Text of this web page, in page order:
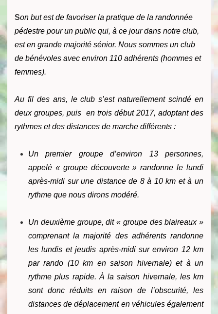
Son but est de favoriser la pratique de la randonnée
pédestre pour un public qui, à ce jour dans notre club,
est en grande majorité sénior. Nous sommes un club
de bénévoles avec environ 110 adhérents (hommes et
femmes).
Au fil des ans, le club s’est naturellement scindé en
deux groupes, puis en trois début 2017, adoptant des
rythmes et des distances de marche différents :
Un premier groupe d’environ 13 personnes,
appelé « groupe découverte » randonne le lundi
après-midi sur une distance de 8 à 10 km et à un
rythme que nous dirons modéré.
Un deuxième groupe, dit « groupe des blaireaux »
comprenant la majorité des adhérents randonne
les lundis et jeudis après-midi sur environ 12 km
par rando (10 km en saison hivernale) et à un
rythme plus rapide. À la saison hivernale, les km
sont donc réduits en raison de l’obscurité, les
distances de déplacement en véhicules également